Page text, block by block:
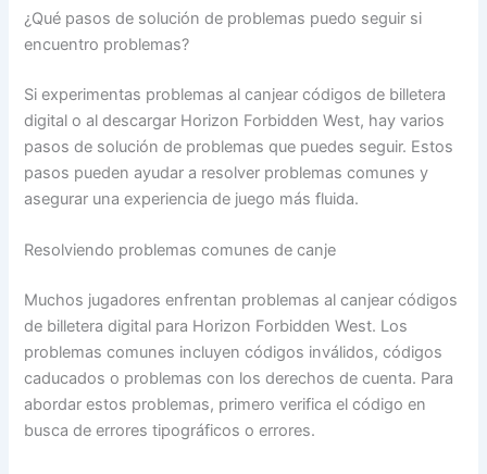
¿Qué pasos de solución de problemas puedo seguir si
encuentro problemas?
Si experimentas problemas al canjear códigos de billetera
digital o al descargar Horizon Forbidden West, hay varios
pasos de solución de problemas que puedes seguir. Estos
pasos pueden ayudar a resolver problemas comunes y
asegurar una experiencia de juego más fluida.
Resolviendo problemas comunes de canje
Muchos jugadores enfrentan problemas al canjear códigos
de billetera digital para Horizon Forbidden West. Los
problemas comunes incluyen códigos inválidos, códigos
caducados o problemas con los derechos de cuenta. Para
abordar estos problemas, primero verifica el código en
busca de errores tipográficos o errores.